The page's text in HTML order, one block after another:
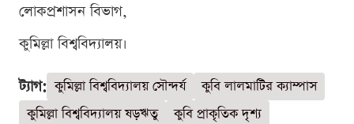
লোকপ্রশাসন বিভাগ,
কুমিল্লা বিশ্ববিদ্যালয়।
ট্যাগ: কুমিল্লা বিশ্ববিদ্যালয় সৌন্দর্য
কুবি লালমাটির ক্যাম্পাস
কুমিল্লা বিশ্ববিদ্যালয় ষড়ঋতু
কুবি প্রাকৃতিক দৃশ্য